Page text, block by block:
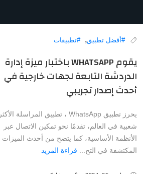
#أفضل تطبيق, #تطبيقات
يقوم WHATSAPP باختبار ميزة إدارة
الدردشة التابعة لجهات خارجية في
أحدث إصدار تجريبي
يحرز تطبيق WhatsApp ، تطبيق المراسلة الأكثر
شعبية في العالم، تقدمًا نحو تمكين الاتصال عبر
الأنظمة الأساسية، كما يتضح من أحدث الميزات
المكتشفة في التح... قراءة المزيد